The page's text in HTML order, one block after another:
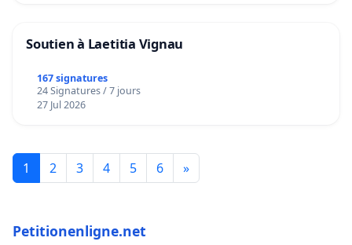
Soutien à Laetitia Vignau
167 signatures
24 Signatures / 7 jours
27 Jul 2026
1 2 3 4 5 6 »
Petitionenligne.net